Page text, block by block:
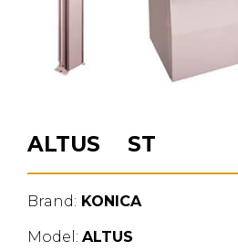
ALTUS ST
Brand: KONICA
Model: ALTUS